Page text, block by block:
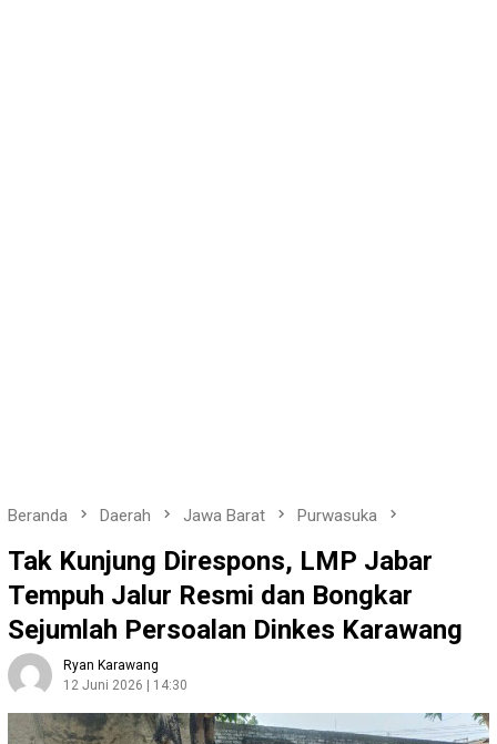
Beranda Daerah Jawa Barat Purwasuka
Tak Kunjung Direspons, LMP Jabar
Tempuh Jalur Resmi dan Bongkar
Sejumlah Persoalan Dinkes Karawang
Ryan Karawang
12 Juni 2026 | 14:30